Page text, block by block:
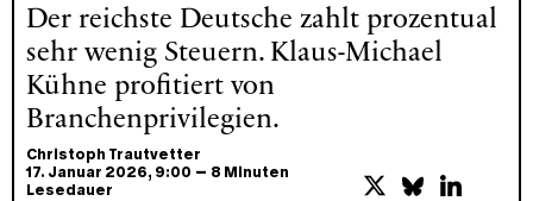
Der reichste Deutsche zahlt prozentual
sehr wenig Steuern. Klaus-Michael
Kühne profitiert von
Branchenprivilegien.
Christoph Trautvetter
17. Januar 2026, 9:00 – 8 Minuten
Lesedauer